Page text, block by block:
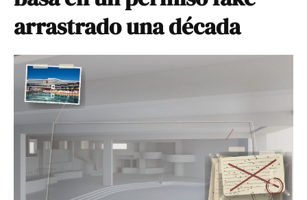
arrastrado una década